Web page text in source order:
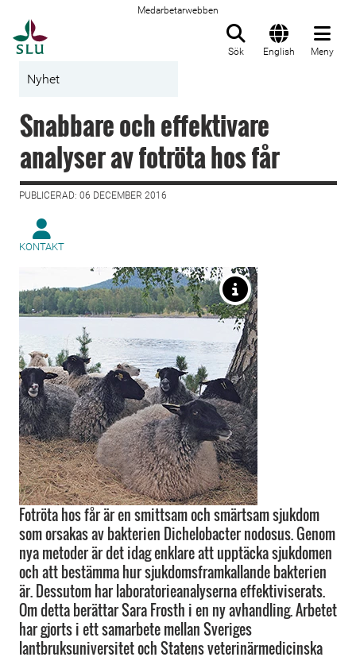
Medarbetarwebben
Sök English Meny
Nyhet
Snabbare och effektivare
analyser av fotröta hos får
PUBLICERAD: 06 DECEMBER 2016
KONTAKT
Fotröta hos får är en smittsam och smärtsam sjukdom
som orsakas av bakterien Dichelobacter nodosus. Genom
nya metoder är det idag enklare att upptäcka sjukdomen
och att bestämma hur sjukdomsframkallande bakterien
är. Dessutom har laboratorieanalyserna effektiviserats.
Om detta berättar Sara Frosth i en ny avhandling. Arbetet
har gjorts i ett samarbete mellan Sveriges
lantbruksuniversitet och Statens veterinärmedicinska